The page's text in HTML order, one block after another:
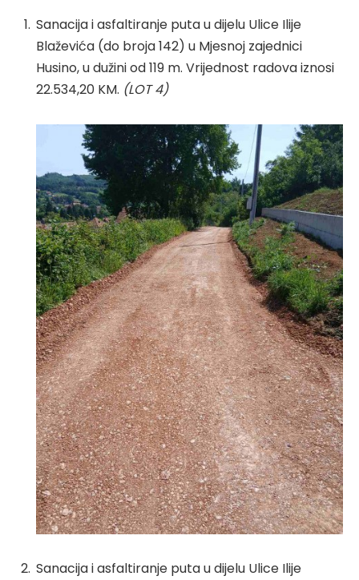
Sanacija i asfaltiranje puta u dijelu Ulice Ilije
Blaževića (do broja 142) u Mjesnoj zajednici
Husino, u dužini od 119 m. Vrijednost radova iznosi
22.534,20 KM. (LOT 4)
Sanacija i asfaltiranje puta u dijelu Ulice Ilije